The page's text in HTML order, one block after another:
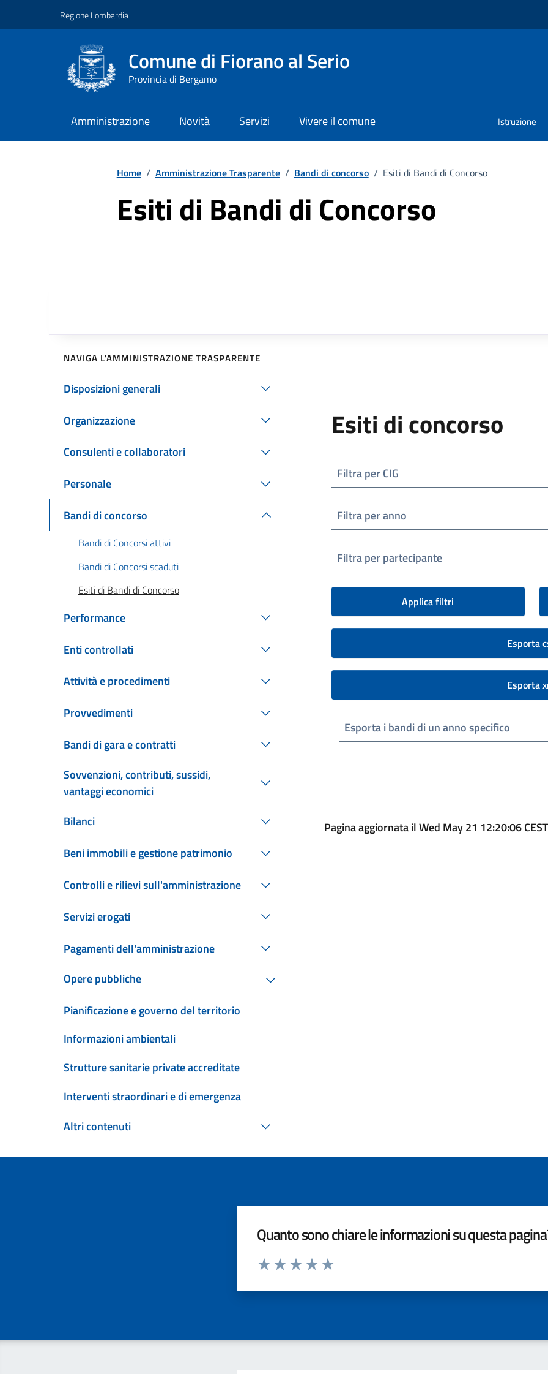
Regione Lombardia
Comune di Fiorano al Serio
Provincia di Bergamo
Amministrazione Novità Servizi Vivere il comune Istruzione
Home / Amministrazione Trasparente / Bandi di concorso / Esiti di Bandi di Concorso
Esiti di Bandi di Concorso
NAVIGA L'AMMINISTRAZIONE TRASPARENTE
Disposizioni generali
Organizzazione
Consulenti e collaboratori
Personale
Bandi di concorso
Bandi di Concorsi attivi
Bandi di Concorsi scaduti
Esiti di Bandi di Concorso
Performance
Enti controllati
Attività e procedimenti
Provvedimenti
Bandi di gara e contratti
Sovvenzioni, contributi, sussidi,
vantaggi economici
Bilanci
Beni immobili e gestione patrimonio
Controlli e rilievi sull'amministrazione
Servizi erogati
Pagamenti dell'amministrazione
Opere pubbliche
Pianificazione e governo del territorio
Informazioni ambientali
Strutture sanitarie private accreditate
Interventi straordinari e di emergenza
Altri contenuti
Esiti di concorso
Filtra per CIG
Filtra per anno
Filtra per partecipante
Applica filtri
Esporta
Esporta
Esporta i bandi di un anno specifico
Pagina aggiornata il Wed May 21 12:20:06
Quanto sono chiare le informazioni su questa
Valuta da 1 a 5 stelle la pagina